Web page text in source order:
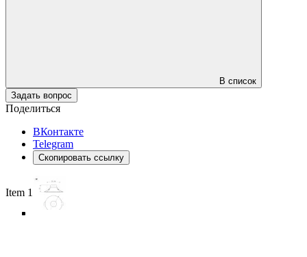
В список
Задать вопрос
Поделиться
ВКонтакте
Telegram
Скопировать ссылку
Item 1 of 6